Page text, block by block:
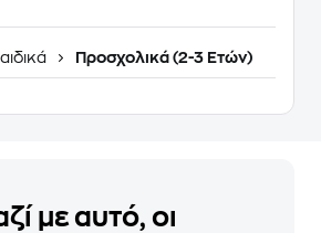
Προσχολικά (2-3 Ετών)
με αυτό, οι